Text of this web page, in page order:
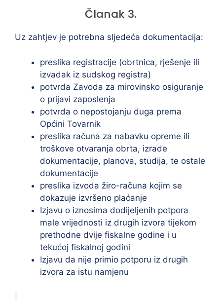
Članak 3.
Uz zahtjev je potrebna sljedeća dokumentacija:
preslika registracije (obrtnica, rješenje ili
izvadak iz sudskog registra)
potvrda Zavoda za mirovinsko osiguranje
o prijavi zaposlenja
potvrda o nepostojanju duga prema
Općini Tovarnik
preslika računa za nabavku opreme ili
troškove otvaranja obrta, izrade
dokumentacije, planova, studija, te ostale
dokumentacije
preslika izvoda žiro-računa kojim se
dokazuje izvršeno plaćanje
Izjavu o iznosima dodijeljenih potpora
male vrijednosti iz drugih izvora tijekom
prethodne dvije fiskalne godine i u
tekućoj fiskalnoj godini
Izjavu da nije primio potporu iz drugih
izvora za istu namjenu